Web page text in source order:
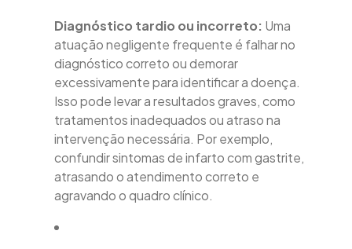
Diagnóstico tardio ou incorreto: Uma
atuação negligente frequente é falhar no
diagnóstico correto ou demorar
excessivamente para identificar a doença.
Isso pode levar a resultados graves, como
tratamentos inadequados ou atraso na
intervenção necessária. Por exemplo,
confundir sintomas de infarto com gastrite,
atrasando o atendimento correto e
agravando o quadro clínico.